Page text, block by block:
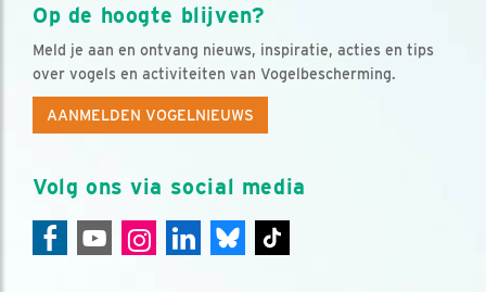
Op de hoogte blijven?
Meld je aan en ontvang nieuws, inspiratie, acties en tips
over vogels en activiteiten van Vogelbescherming.
AANMELDEN VOGELNIEUWS
Volg ons via social media